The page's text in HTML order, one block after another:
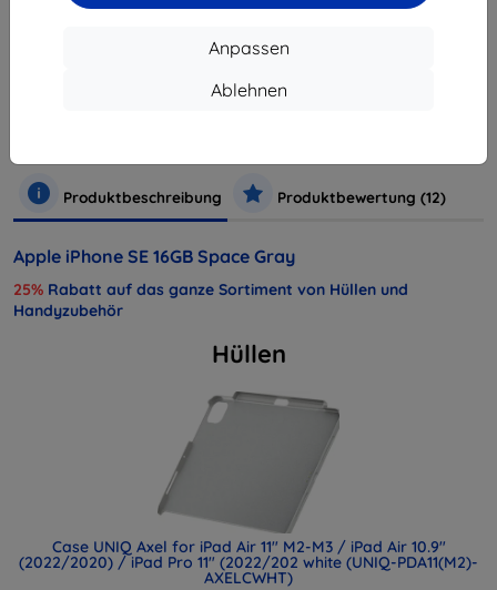
Anpassen
Ablehnen
Produktbeschreibung Produktbewertung (12)
Apple iPhone SE 16GB Space Gray
25% Rabatt auf das ganze Sortiment von Hüllen und
Handyzubehör
Hüllen
Case UNIQ Axel for iPad Air 11" M2-M3 / iPad Air 10.9"
(2022/2020) / iPad Pro 11" (2022/202 white (UNIQ-PDA11(M2)-
AXELCWHT)